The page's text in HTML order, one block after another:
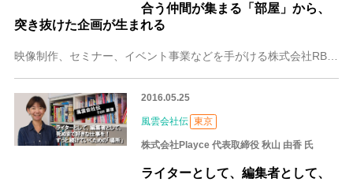
合う仲間が集まる「部屋」から、
突き抜けた企画が生まれる
映像制作、セミナー、イベント事業などを手がける株式会社RBP。代表取締役・永野 豪さんは、学生時代から仲間と数々の伝説(？)を作り上げてきたといいます。そこで味
2016.05.25
風雲会社伝 東京
株式会社Playce 代表取締役 秋山 由香 氏
ライターとして、編集者として、